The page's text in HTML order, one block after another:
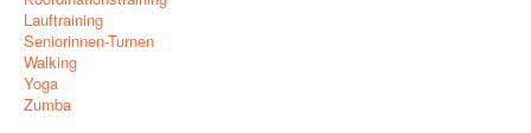
Lauftraining
Seniorinnen-Turnen
Walking
Yoga
Zumba